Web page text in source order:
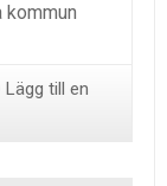
kommun
Lägg till en